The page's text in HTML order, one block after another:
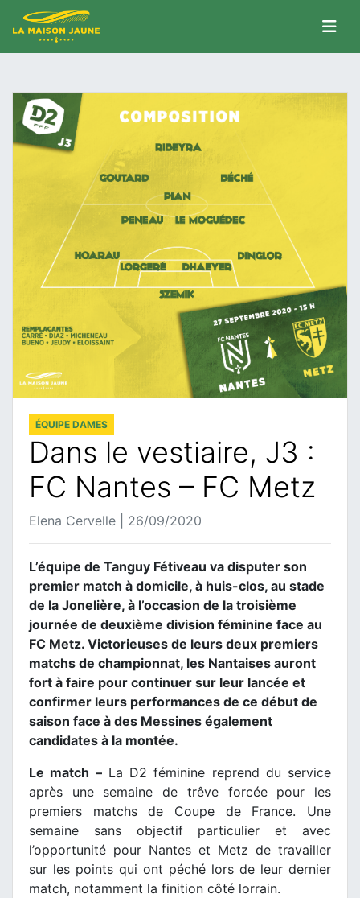
ÉQUIPE DAMES
Dans le vestiaire, J3 :
FC Nantes – FC Metz
Elena Cervelle | 26/09/2020
L’équipe de Tanguy Fétiveau va disputer son
premier match à domicile, à huis-clos, au stade
de la Jonelière, à l’occasion de la troisième
journée de deuxième division féminine face au
FC Metz. Victorieuses de leurs deux premiers
matchs de championnat, les Nantaises auront
fort à faire pour continuer sur leur lancée et
confirmer leurs performances de ce début de
saison face à des Messines également
candidates à la montée.
Le match –La D2 féminine reprend du service
après une semaine de trêve forcée pour les
premiers matchs de Coupe de France. Une
semaine sans objectif particulier et avec
l’opportunité pour Nantes et Metz de travailler
sur les points qui ont péché lors de leur dernier
match, notamment la finition côté lorrain.